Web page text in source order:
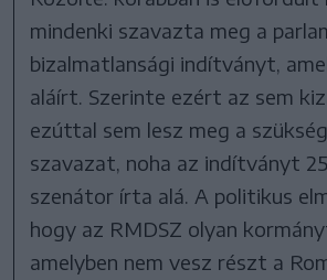
mindenki szavazta meg a
bizalmatlansági indítványt,
aláírt. Szerinte ezért az sem
ezúttal sem lesz meg a
szavazat, noha az indítványt
szenátor írta alá. A politikus
hogy az RMDSZ olyan
amelyben nem vesz részt a